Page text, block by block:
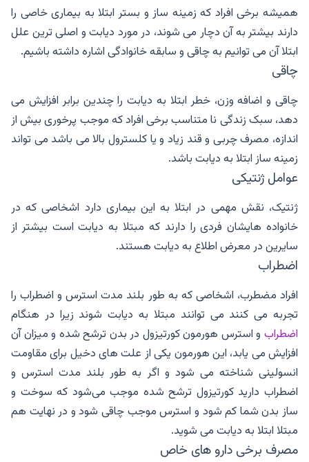
همیشه برخی افراد که زمینه ساز و بستر ابتلا به بیماری خاصی را
دارند بیشتر به آن دچار می شوند، در مورد دیابت و اصلی ترین علل
ابتلا آن می توانیم به چاقی و سابقه خانوادگی اشاره داشته باشیم.
چاقی
چاقی و اضافه وزن، خطر ابتلا به دیابت را چندین برابر افزایش می
دهد، سبک زندگی نا متناسب برخی افراد که موجب پرخوری بیش از
اندازه، مصرف چربی و قند زیاد و یا کلسترول بالا می باشد می تواند
زمینه ساز ابتلا به دیابت باشد.
عوامل ژنتیکی
ژنتیک، نقش مهمی در ابتلا به این بیماری دارد اشخاصی که در
خانواده هایشان فردی را دارند که مبتلا به دیابت است بیشتر از
سایرین در معرض اطلاع به دیابت هستند.
اضطراب
افراد مضطرب، اشخاصی که به طور بلند مدت استرس و اضطراب را
تجربه می کنند می توانند مبتلا به دیابت شوند زیرا در هنگام
اضطراب و استرس هورمون کورتیزول در بدن ترشح شده و میزان آن
افزایش می یابد، این هورمون یکی از علت های دخیل برای مقاومت
انسولینی شناخته می شود و اگر به طور بلند مدت استرس و
اضطراب دارید کورتیزول ترشح شده موجب می‌شود که سوخت و
ساز بدن شما کم شود و استرس موجب چاقی شود و در نهایت هم
مبتلا ابتلا به دیابت می شوید.
مصرف برخی دارو های خاص